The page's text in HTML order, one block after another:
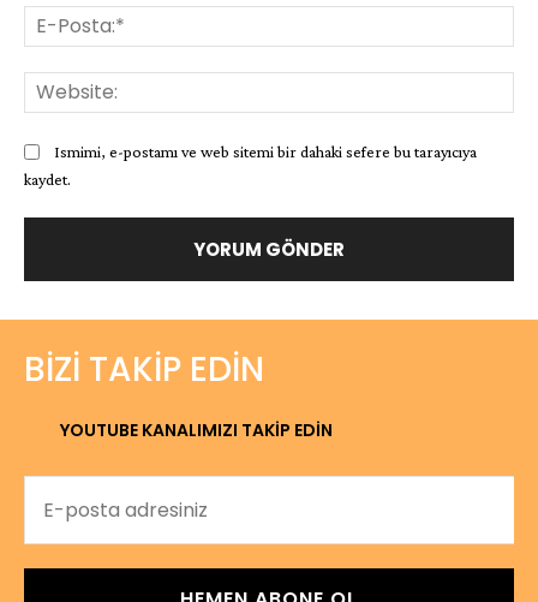
Ismimi, e-postamı ve web sitemi bir dahaki sefere bu tarayıcıya
kaydet.
BIZI TAKIP EDIN
YOUTUBE KANALIMIZI TAKİP EDİN